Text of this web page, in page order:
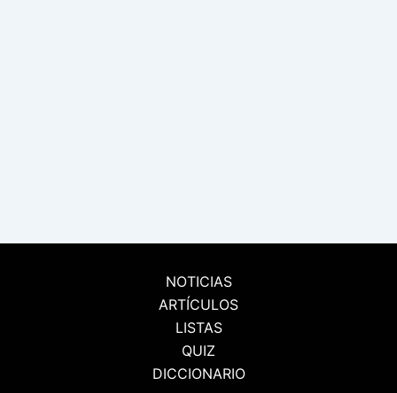
NOTICIAS
ARTÍCULOS
LISTAS
QUIZ
DICCIONARIO